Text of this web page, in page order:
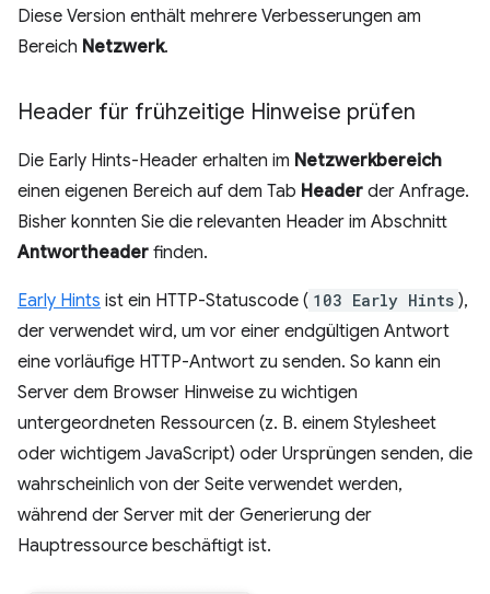
Diese Version enthält mehrere Verbesserungen am
Bereich Netzwerk.
Header für frühzeitige Hinweise prüfen
Die Early Hints-Header erhalten im Netzwerkbereich
einen eigenen Bereich auf dem Tab Header der Anfrage.
Bisher konnten Sie die relevanten Header im Abschnitt
Antwortheader finden.
Early Hints ist ein HTTP-Statuscode ( 103 Early Hints ),
der verwendet wird, um vor einer endgültigen Antwort
eine vorläufige HTTP-Antwort zu senden. So kann ein
Server dem Browser Hinweise zu wichtigen
untergeordneten Ressourcen (z. B. einem Stylesheet
oder wichtigem JavaScript) oder Ursprüngen senden, die
wahrscheinlich von der Seite verwendet werden,
während der Server mit der Generierung der
Hauptressource beschäftigt ist.